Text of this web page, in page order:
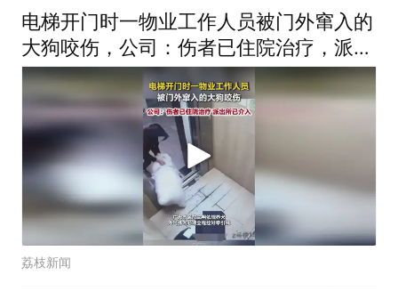
电梯开门时一物业工作人员被门外窜入的
大狗咬伤，公司：伤者已住院治疗，派出
所已介入
荔枝新闻